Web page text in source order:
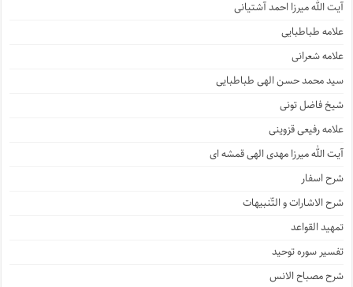
آیت الله میرزا احمد آشتیانی
علامه طباطبایی
علامه شعرانی
سید محمد حسن الهی طباطبایی
شیخ فاضل تونی
علامه رفیعی قزوینی
آیت الله میرزا مهدی الهی قمشه ای
شرح اسفار
شرح الاشارات و التّنبیهات
تمهید القواعد
تفسیر سوره توحید
شرح مصباح الانس